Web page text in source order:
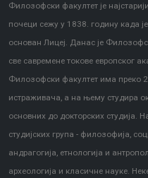
Филозофски факултет је
почеци сежу у 1838. годину када
основан Лицеј. Данас је
све савремене токове европског
Филозофски факултет има преко
истраживача, а на њему студира
основних до докторских студија.
студијских група - филозофија,
андрагогија, етнологија и
археологија и класичне науке.